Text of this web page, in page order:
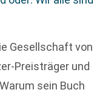
Gesellschaft von
Preisträger und
sein Buch